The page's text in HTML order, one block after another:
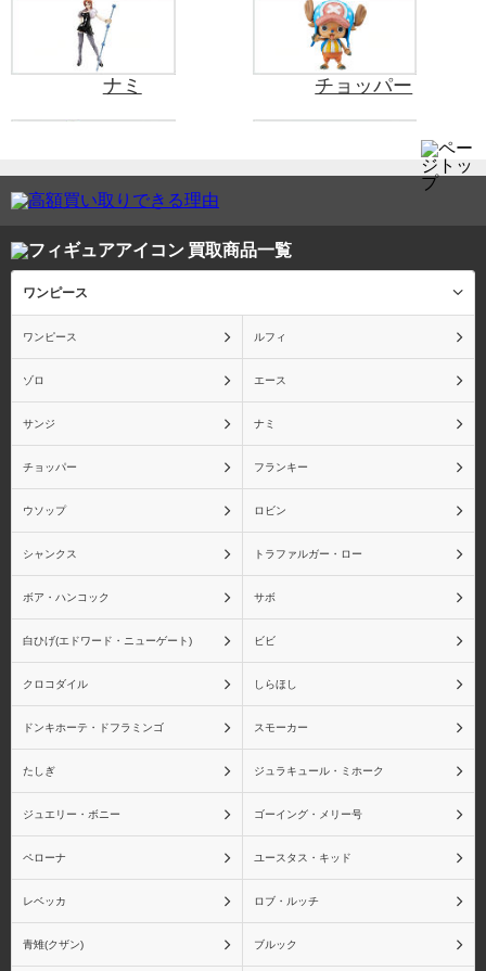
ナミ チョッパー
フランキー
トラファルガー・ロー ボア・ハンコック
サボ
白ひげ(エドワード・ニュ
ビビ
ドンキホーテ・ドフラミ
ンゴ
買取商品一覧
ワンピース
ワンピース ルフィ
ゾロ エース
サンジ ナミ
チョッパー フランキー
ウソップ ロビン
シャンクス トラファルガー・ロー
ボア・ハンコック サボ
白ひげ(エドワード・ニューゲート) ビビ
クロコダイル しらほし
ドンキホーテ・ドフラミンゴ スモーカー
たしぎ ジュラキュール・ミホーク
ジュエリー・ボニー ゴーイング・メリー号
ペローナ ユースタス・キッド
レベッカ ロブ・ルッチ
青雉(クザン) ブルック